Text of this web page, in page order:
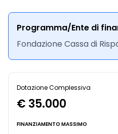
Programma/Ente di
Fondazione Cassa di
Dotazione Complessiva
€ 35.000
FINANZIAMENTO MASSIMO